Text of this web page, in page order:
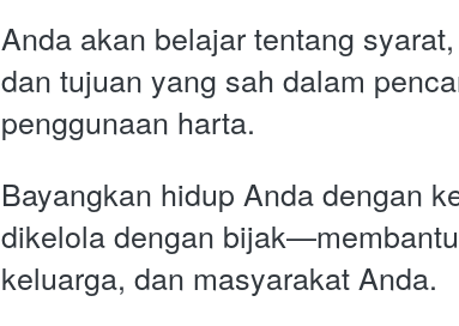
Anda akan belajar tentang
dan tujuan yang sah dalam
penggunaan harta.
Bayangkan hidup Anda dengan
dikelola dengan
keluarga, dan masyarakat Anda.